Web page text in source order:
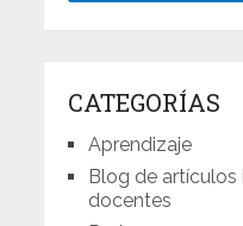
CATEGORÍAS
Aprendizaje
Blog de
docentes